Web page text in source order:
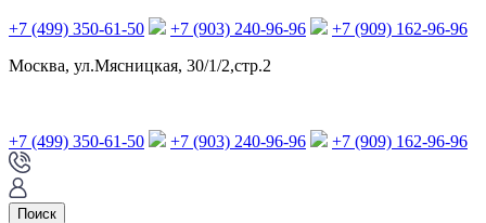
+7 (499) 350-61-50 +7 (903) 240-96-96
+7 (909) 162-96-96
Москва, ул.Мясницкая, 30/1/2,стр.2
+7 (499) 350-61-50 +7 (903) 240-96-96 +7 (909) 162-96-96
Поиск